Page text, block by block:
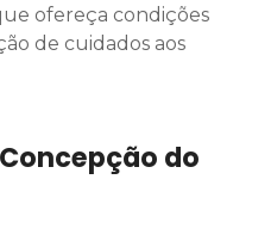
ofereça condições
de cuidados aos
do